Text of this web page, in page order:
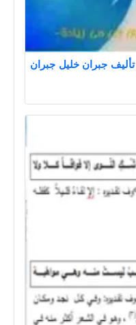
تحميل كتاب الشعلة الزرقاء PDF تأليف جبران خليل جبران